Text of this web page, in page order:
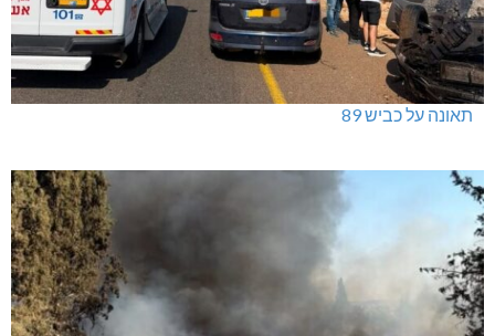
תאונה על כביש 89